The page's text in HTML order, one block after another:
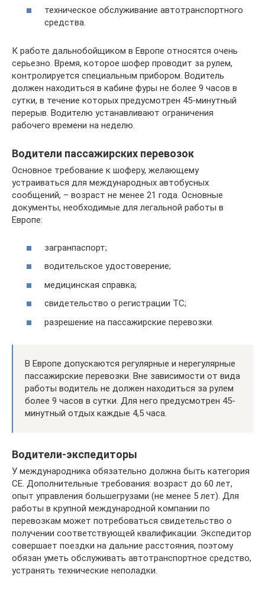
техническое обслуживание автотранспортного
средства.
К работе дальнобойщиком в Европе относятся очень
серьезно. Время, которое шофер проводит за рулем,
контролируется специальным прибором. Водитель
должен находиться в кабине фуры не более 9 часов в
сутки, в течение которых предусмотрен 45-минутный
перерыв. Водителю устанавливают ограничения
рабочего времени на неделю.
Водители пассажирских перевозок
Основное требование к шоферу, желающему
устраиваться для международных автобусных
сообщений, – возраст не менее 21 года. Основные
документы, необходимые для легальной работы в
Европе:
загранпаспорт;
водительское удостоверение;
медицинская справка;
свидетельство о регистрации ТС;
разрешение на пассажирские перевозки.
В Европе допускаются регулярные и нерегулярные
пассажирские перевозки. Вне зависимости от вида
работы водитель не должен находиться за рулем
более 9 часов в сутки. Для него предусмотрен 45-
минутный отдых каждые 4,5 часа.
Водители-экспедиторы
У международника обязательно должна быть категория
CE. Дополнительные требования: возраст до 60 лет,
опыт управления большегрузами (не менее 5 лет). Для
работы в крупной международной компании по
перевозкам может потребоваться свидетельство о
получении соответствующей квалификации. Экспедитор
совершает поездки на дальние расстояния, поэтому
обязан уметь обслуживать автотранспортное средство,
устранять технические неполадки.